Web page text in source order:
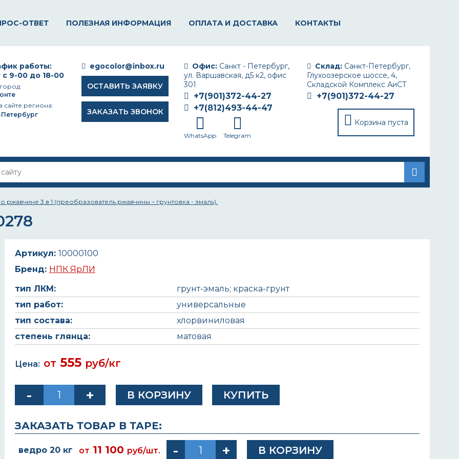
ОТВЕТ ПОЛЕЗНАЯ ИНФОРМАЦИЯ ОПЛАТА И ДОСТАВКА КОНТАКТЫ
Склад: Санкт-Петербург,
Глухоозерское шоссе, 4,
Складской Комплекс АиСТ
+7(901)372-44-27
Корзина пуста
Офис: Санкт - Петербург,
ул. Варшавская, д5 к2, офис
301
+7(901)372-44-27
+7(812)493-44-47
WhatsApp Telegram
egocolor@inbox.ru
ОСТАВИТЬ ЗАЯВКУ
ЗАКАЗАТЬ ЗВОНОК
работы:
с 9-00 до 18-00
сайте региона:
Петербург
3 в 1 (преобразователь ржавчины – грунтовка - эмаль).
Артикул: 10000100
Бренд: НПК ЯрЛИ
тип ЛКМ:
грунт-эмаль; краска-грунт
тип работ:
универсальные
тип состава:
хлорвиниловая
степень глянца:
матовая
Цена: от 555 руб/кг
КУПИТЬ
ЗАКАЗАТЬ ТОВАР В ТАРЕ:
ведро 20 кг от 11 100 руб/шт.